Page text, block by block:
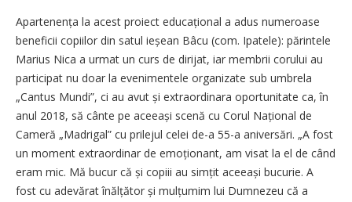
Apartenența la acest proiect educațional a adus numeroase
beneficii copiilor din satul ieșean Bâcu (com. Ipatele): părintele
Marius Nica a urmat un curs de dirijat, iar membrii corului au
participat nu doar la evenimentele organizate sub umbrela
„Cantus Mundi”, ci au avut și extraordinara oportunitate ca, în
anul 2018, să cânte pe aceeași scenă cu Corul Național de
Cameră „Madrigal” cu prilejul celei de-a 55-a aniversări. „A fost
un moment extraordinar de emoționant, am visat la el de când
eram mic. Mă bucur că și copiii au simțit aceeași bucurie. A
fost cu adevărat înălțător și mulțumim lui Dumnezeu că a